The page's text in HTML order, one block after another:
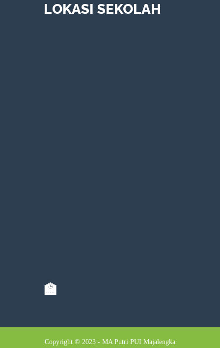
LOKASI SEKOLAH
🏫
Copyright © 2023 - MA Putri PUI Majalengka